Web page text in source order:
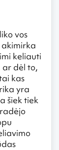
vos
keliauti
ar dėl to,
kas
yra
šiek tiek